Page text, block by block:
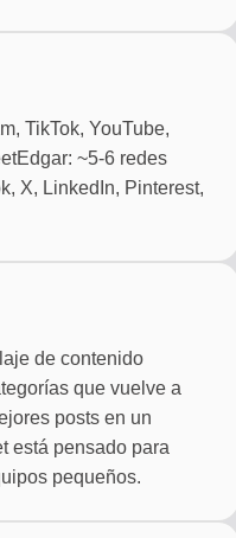
TikTok, YouTube,
~5-6 redes
X, LinkedIn, Pinterest,
de contenido
que vuelve a
posts en un
está pensado para
pequeños.